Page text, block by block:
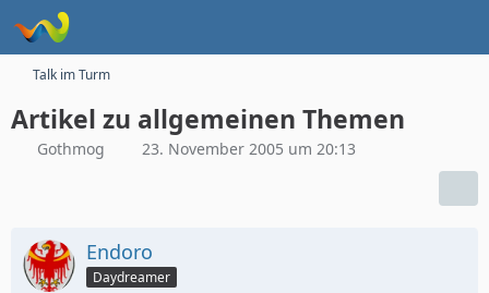
Talk im Turm
Artikel zu allgemeinen Themen
Gothmog 23. November 2005 um 20:13
Endoro
Daydreamer